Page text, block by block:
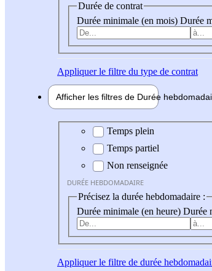
Durée de contrat
Durée minimale (en mois) Durée
Appliquerle filtre du type de contrat
Afficher les filtres de Durée hebdo
Durée hebdomadaire
Temps plein
Temps partiel
Non renseignée
DURÉE HEBDOMADAIRE
Précisez la durée hebdomadaire :
Durée minimale (en heure) Durée
Appliquerle filtre de durée